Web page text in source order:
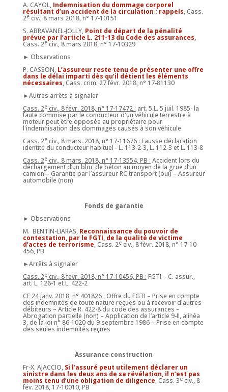
A. CAYOL,Indemnisation du dommage corporel
résultant d’un accident de la circulation : rappels, Cass.
2eciv., 8 mars 2018, n° 17-10151
S. ABRAVANEL-JOLLY, Point de départ de la pénalité
prévue par l’article L. 211-13 du Code des assurances,
Cass. 2eciv., 8 mars 2018, n° 17-10329
► Observations
P. CASSON, L’assureur reste tenu de présenter une offre
dans le délai imparti dès qu’il détient les éléments
nécessaires, Cass. crim. 27 févr. 2018, n° 17-81130
►Autres arrêts à signaler
Cass. 2eciv., 8 févr. 2018, n° 17-17472 : art. 5 L. 5 juil. 1985- la
faute commise par le conducteur d'un véhicule terrestre à
moteur peut être opposée au propriétaire pour
l'indemnisation des dommages causés à son véhicule
Cass. 2eciv., 8 mars. 2018, n° 17-11676 : Fausse déclaration
identité du conducteur habituel - L. 113-2-3, L. 112-3 et L. 113-8
Cass. 2eciv., 8 mars. 2018, n° 17-13554, PB : Accident lors du
déchargement d’un bloc de béton au moyen de la grue d’un
camion – Garantie par l’assureur RC transport (oui) – Assureur
automobile (non)
Fonds de garantie
► Observations
M. BENTIN-LIARAS, Reconnaissance du pouvoir de
contestation, par le FGTI, de la qualité de victime
d’actes de terrorisme, Cass. 2eciv., 8 févr. 2018, n° 17-10
456, PB
►Arrêts à signaler
Cass. 2eciv., 8 févr. 2018, n° 17-10456, PB : FGTI - C. assur.,
art. L. 126-1 et L. 422-2
CE 24 janv. 2018, n° 401826 : Offre du FGTI – Prise en compte
des indemnités de toute nature reçues ou à recevoir d'autres
débiteurs – Article R. 422-8 du code des assurances –
Abrogation partielle (non) – Application de l’article 9-II, alinéa
3, de la loi n° 86-1020 du 9 septembre 1986 – Prise en compte
des seules indemnités reçues
Assurance construction
Fr-X. AJACCIO, Si l’assuré peut utilement déclarer un
sinistre dans les deux ans de sa révélation, il n’est pas
moins tenu d’une obligation de diligence, Cass. 3eciv., 8
fév. 2018, 17-10010, PB